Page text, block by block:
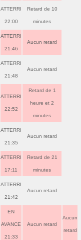
ATTERRI
22:00
Retard de 10
minutes
ATTERRI
21:46
Aucun retard
ATTERRI
21:48
Aucun retard
ATTERRI
22:52
Retard de 1
heure et 2
minutes
ATTERRI
21:35
Aucun retard
ATTERRI
17:11
Retard de 21
minutes
ATTERRI
21:42
Aucun retard
EN
AVANCE
21:33
Aucun retard
Aucun
retard